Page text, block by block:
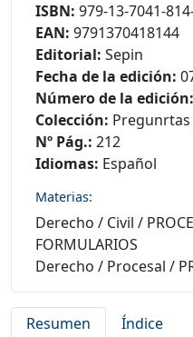
ISBN: 979-13-7041-
EAN: 9791370418144
Editorial: Sepin
Fecha de la edición:
Número de la edición:
Colección:
Nº Pág.: 212
Idiomas: Español
Materias:
Derecho / Civil /
FORMULARIOS
Derecho / Procesal /
Resumen Índice